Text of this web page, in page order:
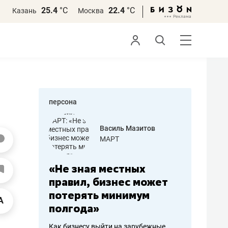
Казань 25.4 °С Москва 22.4 °С
персона
работа
Василь Мазитов
МАРТ
«Не зная местных
правил, бизнес может
потерять минимум
полгода»